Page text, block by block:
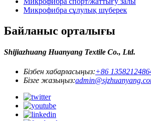
Микрофибра сұлулық шүберек
Байланыс орталығы
Shijiazhuang Huanyang Textile Co., Ltd.
Бізбен хабарласыңыз:+86
Бізге жазыңыз: